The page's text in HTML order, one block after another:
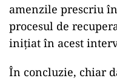
amenzile prescriu
procesul de
inițiat în acest
În concluzie, chiar